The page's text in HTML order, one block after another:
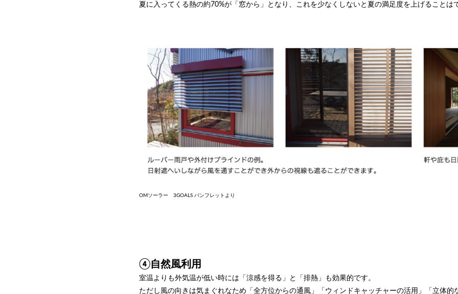
夏に入ってくる熱の約70%が「窓から」となり、これを少なくしないと夏の満足度を上げることは
OMソーラー 3GOALS パンフレットより
④自然風利用
室温よりも外気温が低い時には「涼感を得る」と「排熱」も効果的です。
ただし風の向きは気まぐれなため「全方位からの通風」「ウィンドキャッチャーの活用」「立体的